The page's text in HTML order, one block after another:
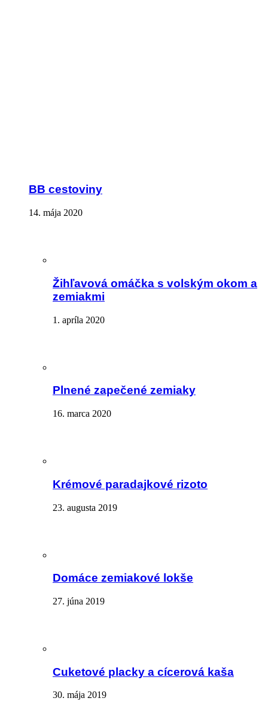
BB cestoviny
14. mája 2020
Žihľavová omáčka s volským okom a
zemiakmi
1. apríla 2020
Plnené zapečené zemiaky
16. marca 2020
Krémové paradajkové rizoto
23. augusta 2019
Domáce zemiakové lokše
27. júna 2019
Cuketové placky a cícerová kaša
30. mája 2019